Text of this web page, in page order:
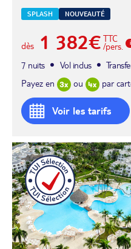
SPLASH NOUVEAUTÉ
dès 1 382€ TTC
/pers.
7 nuits
Vol inclus
Payez en
ou par
Voir les tarifs